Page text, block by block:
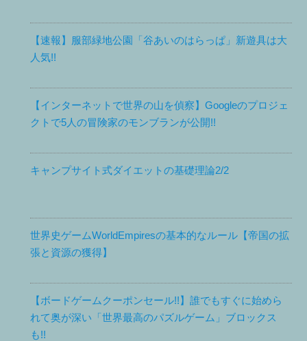
【速報】服部緑地公園「谷あいのはらっぱ」新遊具は大
人気!!
【インターネットで世界の山を偵察】Googleのプロジェ
クトで5人の冒険家のモンブランが公開!!
キャンプサイト式ダイエットの基礎理論2/2
世界史ゲームWorldEmpiresの基本的なルール【帝国の拡
張と資源の獲得】
【ボードゲームクーポンセール!!】誰でもすぐに始めら
れて奥が深い「世界最高のパズルゲーム」ブロックス
も!!